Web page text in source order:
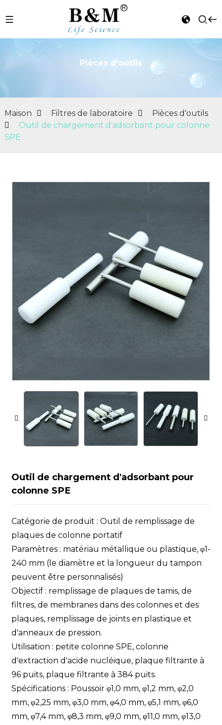
Pièces d'outils
Maison Filtres de laboratoire
Pièces d'outils
Outil de chargement d'adsorbant pour colonne
SPE
Outil de chargement d'adsorbant pour
colonne SPE
Catégorie de produit : Outil de remplissage de
plaques de colonne portatif
Paramètres : matériau métallique ou plastique, φ1-
240 mm (le diamètre et la longueur du tampon
peuvent être personnalisés)
Objectif : remplissage de plaques de tamis, de
filtres, de membranes dans des colonnes et des
plaques, remplissage de joints en plastique et
d'anneaux de pression.
Utilisation : petite colonne SPE, colonne
d'extraction d'acide nucléique, plaque filtrante à
96 puits, plaque filtrante à 384 puits.
Spécifications : Poussoir φ1,0 mm, φ1,2 mm, φ2,0
mm, φ2,25 mm, φ3,0 mm, φ4,0 mm, φ5,1 mm, φ6,0
mm, φ7,4 mm, φ8,3 mm, φ9,0 mm, φ11,0 mm, φ13,0